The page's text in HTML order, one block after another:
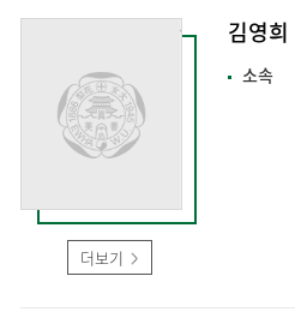
더보기
김영희
소속